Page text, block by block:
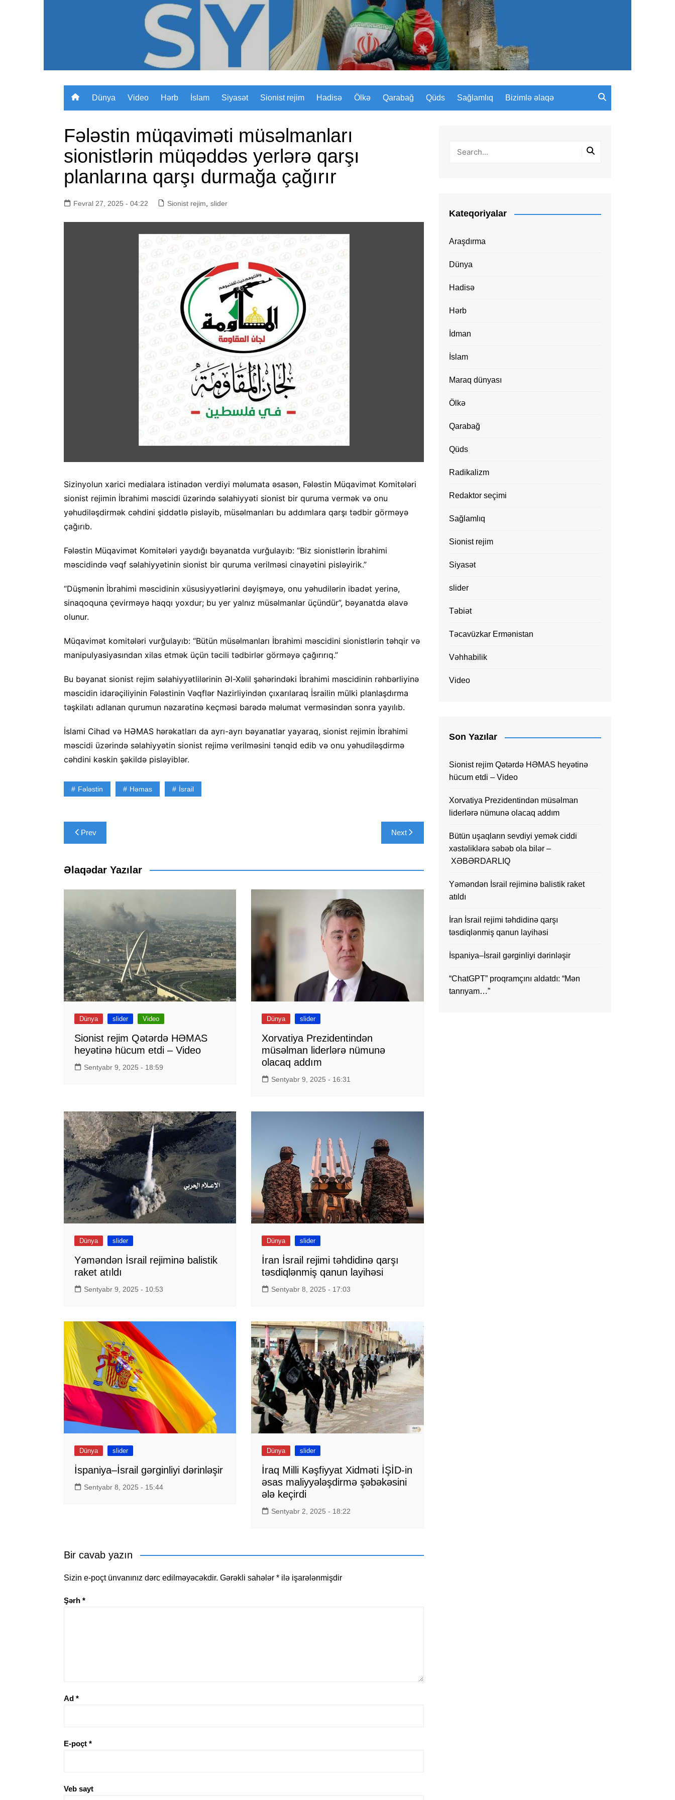
Sizinyol.org
Dünya Video Hərb İslam Siyasət Sionist rejim Hadisə Ölkə Qarabağ Qüds Sağlamlıq Bizimlə əlaqə
Fələstin müqaviməti müsəlmanları
sionistlərin müqəddəs yerlərə qarşı
planlarına qarşı durmağa çağırır
Fevral 27, 2025 - 04:22 Sionist rejim slider
Sizinyolun xarici medialara istinadən verdiyi məlumata əsasən, Fələstin Müqavimət Komitələri
sionist rejimin İbrahimi məscidi üzərində səlahiyyəti sionist bir quruma vermək və onu
yəhudiləşdirmək cəhdini şiddətlə pisləyib, müsəlmanları bu addımlara qarşı tədbir görməyə
çağırıb.
Fələstin Müqavimət Komitələri yaydığı bəyanatda vurğulayıb: “Biz sionistlərin İbrahimi
məscidində vəqf səlahiyyətinin sionist bir quruma verilməsi cinayətini pisləyirik.”
“Düşmənin İbrahimi məscidinin xüsusiyyətlərini dəyişməyə, onu yəhudilərin ibadət yerinə,
sinaqoquna çevirməyə haqqı yoxdur; bu yer yalnız müsəlmanlar üçündür”, bəyanatda əlavə
olunur.
Müqavimət komitələri vurğulayıb: “Bütün müsəlmanları İbrahimi məscidini sionistlərin təhqir və
manipulyasiyasından xilas etmək üçün təcili tədbirlər görməyə çağırırıq.”
Bu bəyanat sionist rejim səlahiyyətlilərinin Əl-Xəlil şəhərindəki İbrahimi məscidinin rəhbərliyinə
məscidin idarəçiliyinin Fələstinin Vəqflər Nazirliyindən çıxarılaraq İsrailin mülki planlaşdırma
təşkilatı adlanan qurumun nəzarətinə keçməsi barədə məlumat verməsindən sonra yayılıb.
İslami Cihad və HƏMAS hərəkatları da ayrı-ayrı bəyanatlar yayaraq, sionist rejimin İbrahimi
məscidi üzərində səlahiyyətin sionist rejimə verilməsini tənqid edib və onu yəhudiləşdirmə
cəhdini kəskin şəkildə pisləyiblər.
Fələstin Həmas İsrail
Yazı
naviqasiyası
Prev Next
Əlaqədar Yazılar
Dünya slider Video
Sionist rejim Qətərdə HƏMAS
heyətinə hücum etdi – Video
Sentyabr 9, 2025 - 18:59
Dünya slider
Xorvatiya Prezidentindən
müsəlman liderlərə nümunə
olacaq addım
Sentyabr 9, 2025 - 16:31
Dünya slider
Yəməndən İsrail rejiminə balistik
raket atıldı
Sentyabr 9, 2025 - 10:53
Dünya slider
İran İsrail rejimi təhdidinə qarşı
təsdiqlənmiş qanun layihəsi
Sentyabr 8, 2025 - 17:03
Dünya slider
İspaniya–İsrail gərginliyi dərinləşir
Sentyabr 8, 2025 - 15:44
Dünya slider
İraq Milli Kəşfiyyat Xidməti İŞİD-in
əsas maliyyələşdirmə şəbəkəsini
ələ keçirdi
Sentyabr 2, 2025 - 18:22
Bir cavab yazın
Sizin e-poçt ünvanınız dərc edilməyəcəkdir. Gərəkli sahələr * ilə işarələnmişdir
Şərh *
Ad *
E-poçt *
Veb sayt
Kateqoriyalar
Araşdırma
Dünya
Hadisə
Hərb
İdman
İslam
Maraq dünyası
Ölkə
Qarabağ
Qüds
Radikalizm
Redaktor seçimi
Sağlamlıq
Sionist rejim
Siyasət
slider
Təbiət
Təcavüzkar Ermənistan
Vəhhabilik
Video
Son Yazılar
Sionist rejim Qətərdə HƏMAS heyətinə
hücum etdi – Video
Xorvatiya Prezidentindən müsəlman
liderlərə nümunə olacaq addım
Bütün uşaqların sevdiyi yemək ciddi
xəstəliklərə səbəb ola bilər –
XƏBƏRDARLIQ
Yəməndən İsrail rejiminə balistik raket
atıldı
İran İsrail rejimi təhdidinə qarşı
təsdiqlənmiş qanun layihəsi
İspaniya–İsrail gərginliyi dərinləşir
“ChatGPT” proqramçını aldatdı: “Mən
tanrıyam…”